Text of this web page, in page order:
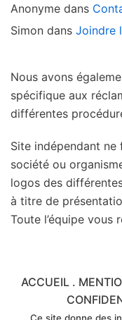
Anonyme dans
Simon dans Joindre
Nous avons
spécifique aux
différentes
Site indépendant ne
société ou
logos des
à titre de
Toute l’équipe vous
ACCUEIL.
Ce site donne des